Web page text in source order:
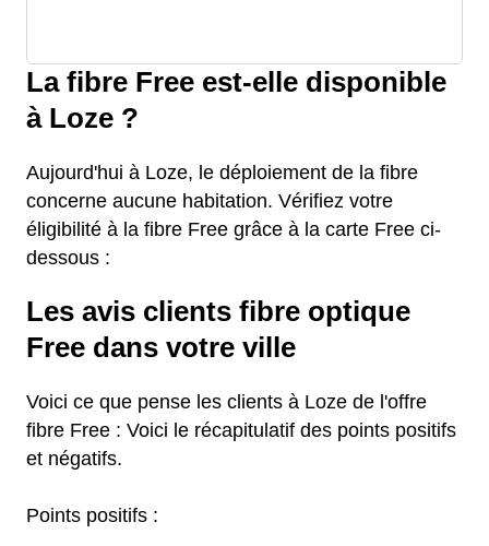
La fibre Free est-elle disponible
à Loze ?
Aujourd'hui à Loze, le déploiement de la fibre
concerne aucune habitation. Vérifiez votre
éligibilité à la fibre Free grâce à la carte Free ci-
dessous :
Les avis clients fibre optique
Free dans votre ville
Voici ce que pense les clients à Loze de l'offre
fibre Free : Voici le récapitulatif des points positifs
et négatifs.
Points positifs :